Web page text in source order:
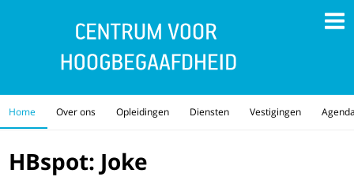
Home Over ons Opleidingen Diensten Vestigingen
HBspot: Joke